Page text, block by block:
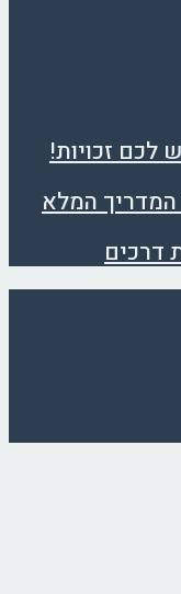
לכם זכויות!
המדריך המלא
דרכים